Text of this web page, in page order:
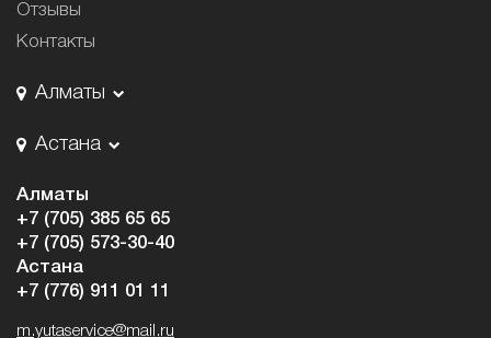
Отзывы
Контакты
Алматы
Астана
Алматы
+7 (705) 385 65 65
+7 (705) 573-30-40
Астана
+7 (776) 911 01 11
m.yutaservice@mail.ru